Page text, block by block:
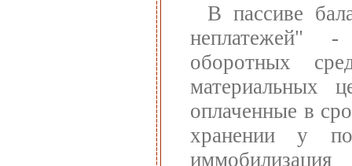
В пассиве
неплатежей" -
оборотных
материальных
оплаченные в
хранении у